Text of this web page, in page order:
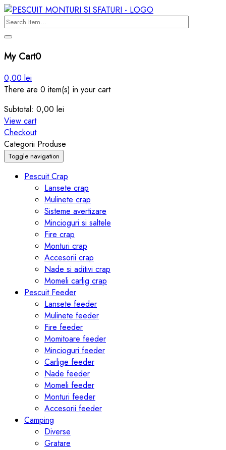
My Cart0
0,00 lei
There are 0 item(s) in your cart
Subtotal: 0,00 lei
View cart
Checkout
Categorii Produse
Toggle navigation
Pescuit Crap
Lansete crap
Mulinete crap
Sisteme avertizare
Mincioguri si saltele
Fire crap
Monturi crap
Accesorii crap
Nade si aditivi crap
Momeli carlig crap
Pescuit Feeder
Lansete feeder
Mulinete feeder
Fire feeder
Momitoare feeder
Mincioguri feeder
Carlige feeder
Nade feeder
Momeli feeder
Monturi feeder
Accesorii feeder
Camping
Diverse
Gratare